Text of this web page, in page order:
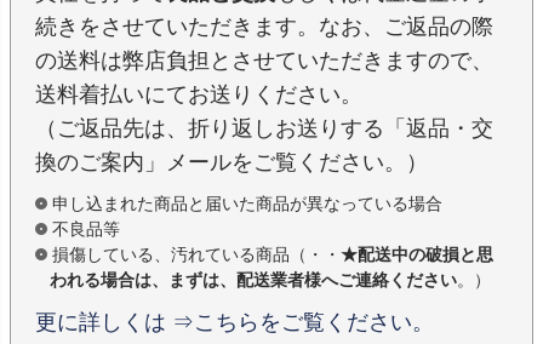
続きをさせていただきます。なお、ご返品の際
の送料は弊店負担とさせていただきますので、
送料着払いにてお送りください。
（ご返品先は、折り返しお送りする「返品・交
換のご案内」メールをご覧ください。）
申し込まれた商品と届いた商品が異なっている場合
不良品等
損傷している、汚れている商品（・・ ★配送中の破損と思
われる場合は、まずは、配送業者様へご連絡ください。）
更に詳しくは ⇒こちらをご覧ください。